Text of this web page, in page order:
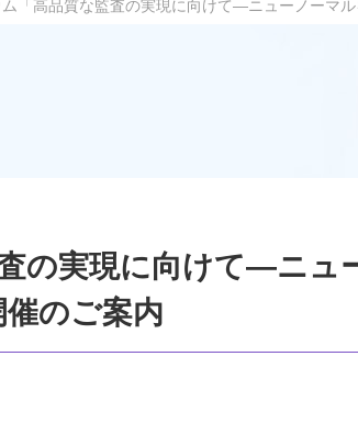
「高品質な監査の実現に向けて―ニューノーマ
の実現に向けて―ニュ
のご案内